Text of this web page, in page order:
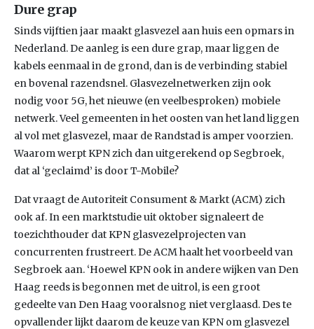
Dure grap
Sinds vijftien jaar maakt glasvezel aan huis een opmars in
Nederland. De aanleg is een dure grap, maar liggen de
kabels eenmaal in de grond, dan is de verbinding stabiel
en bovenal razendsnel. Glasvezelnetwerken zijn ook
nodig voor 5G, het nieuwe (en veelbesproken) mobiele
netwerk. Veel gemeenten in het oosten van het land liggen
al vol met glasvezel, maar de Randstad is amper voorzien.
Waarom werpt KPN zich dan uitgerekend op Segbroek,
dat al ‘geclaimd’ is door T-Mobile?
Dat vraagt de Autoriteit Consument & Markt (ACM) zich
ook af. In een marktstudie uit oktober signaleert de
toezichthouder dat KPN glasvezelprojecten van
concurrenten frustreert. De ACM haalt het voorbeeld van
Segbroek aan. ‘Hoewel KPN ook in andere wijken van Den
Haag reeds is begonnen met de uitrol, is een groot
gedeelte van Den Haag vooralsnog niet verglaasd. Des te
opvallender lijkt daarom de keuze van KPN om glasvezel